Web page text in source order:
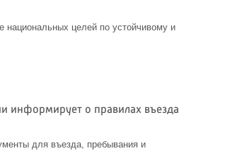
национальных целей по устойчивому и
информирует о правилах въезда
для въезда, пребывания и